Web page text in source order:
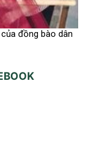
đồng bào dân